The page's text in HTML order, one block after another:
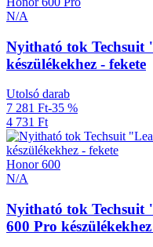
N/A
Nyitható tok
készülékekhez - fekete
Utolsó darab
7 281 Ft-35 %
4 731 Ft
Honor 600
N/A
Nyitható tok
600 Pro